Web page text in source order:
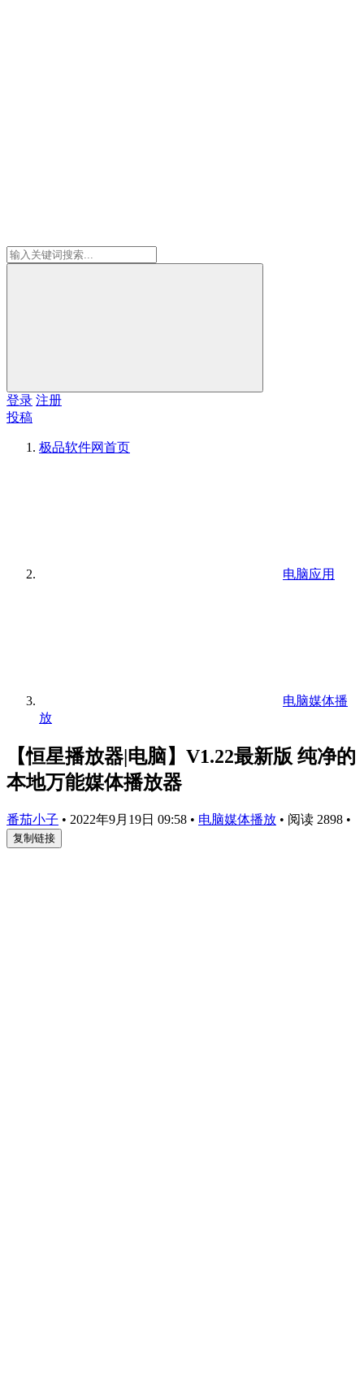
登录 注册
投稿
极品软件网首页
电脑应用
电脑媒体播
放
【恒星播放器|电脑】V1.22最新版 纯净的
本地万能媒体播放器
番茄小子 • 2022年9月19日 09:58 • 电脑媒体播放 • 阅读 2898 •
复制链接